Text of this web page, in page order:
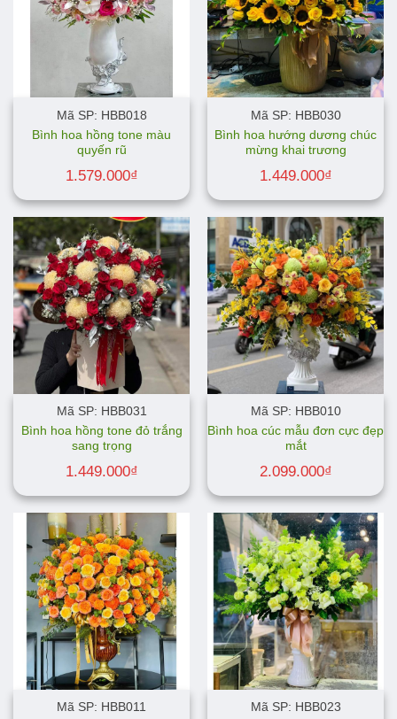
Mã SP: HBB018
Bình hoa hồng tone màu
quyến rũ
1.579.000₫
Mã SP: HBB030
Bình hoa hướng dương chúc
mừng khai trương
1.449.000₫
Mã SP: HBB031
Bình hoa hồng tone đỏ trắng
sang trọng
1.449.000₫
Mã SP: HBB010
Bình hoa cúc mẫu đơn cực đẹp
mắt
2.099.000₫
Mã SP: HBB011
Mã SP: HBB023